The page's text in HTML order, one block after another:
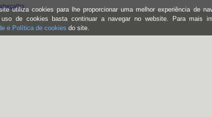
utiliza cookies para lhe proporcionar uma melhor experiência de
de cookies basta continuar a navegar no website. Para mais
e Política de cookies do site.